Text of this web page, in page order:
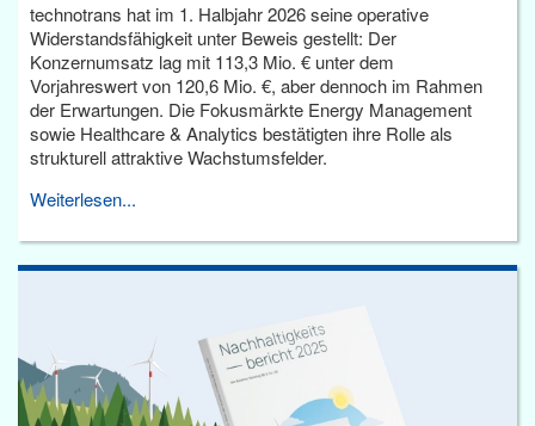
technotrans hat im 1. Halbjahr 2026 seine operative
Widerstandsfähigkeit unter Beweis gestellt: Der
Konzernumsatz lag mit 113,3 Mio. € unter dem
Vorjahreswert von 120,6 Mio. €, aber dennoch im Rahmen
der Erwartungen. Die Fokusmärkte Energy Management
sowie Healthcare & Analytics bestätigten ihre Rolle als
strukturell attraktive Wachstumsfelder.
Weiterlesen...